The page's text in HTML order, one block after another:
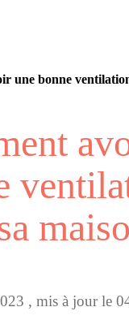
une bonne
, mis à jour le